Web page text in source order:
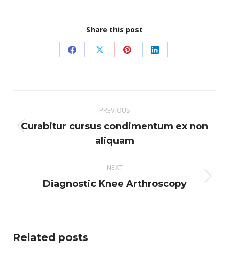
Share this post
Share Share Share Share
navigation
PREVIOUS
Previous
post:
Curabitur cursus condimentum ex non
aliquam
NEXT
Next
Diagnostic Knee Arthroscopy
Related posts